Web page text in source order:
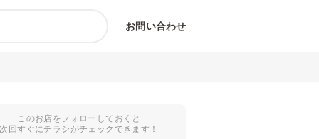
お問い合わせ
このお店をフォローしておくと
次回すぐにチラシがチェックできます！